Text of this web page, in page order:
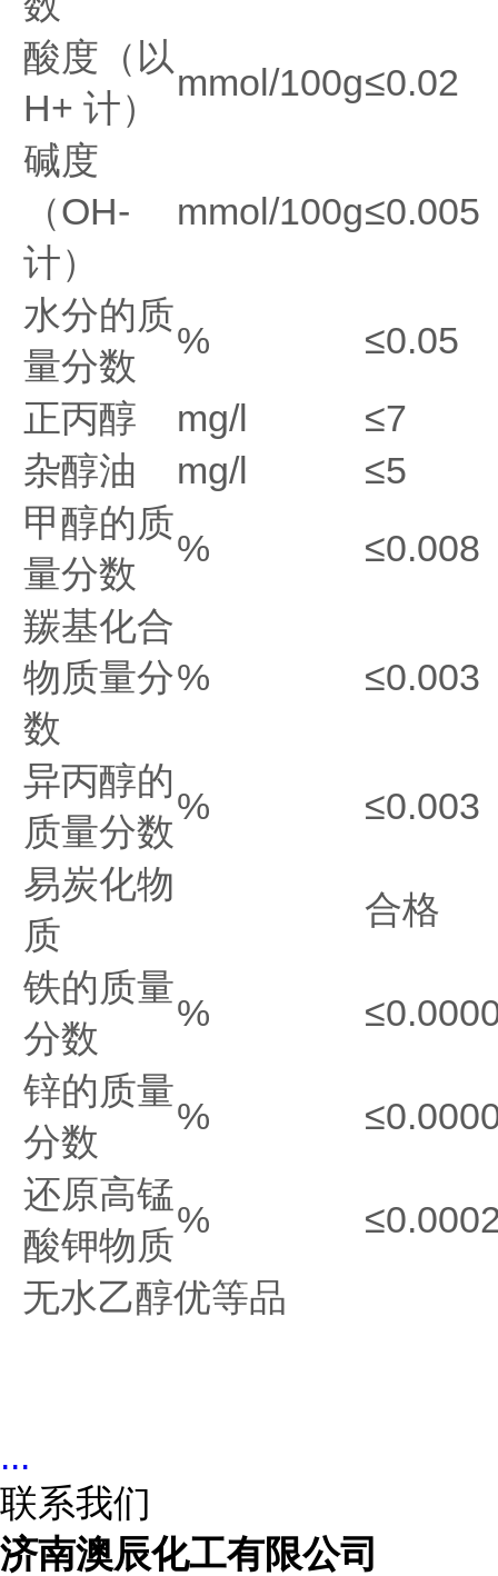
酸度（以
H+ 计）
mmol/100g≤0.02
碱度
（OH-
计）
mmol/100g≤0.005
水分的质
量分数
%
≤0.05
正丙醇
mg/l
≤7
杂醇油
mg/l
≤5
甲醇的质
量分数
%
≤0.008
羰基化合
物质量分
数
% ≤0.003
异丙醇的
质量分数
%
≤0.003
易炭化物
质
合格
铁的质量
分数
%
锌的质量
分数
%
还原高锰
酸钾物质
%
无水乙醇优等品
...
联系我们
济南澳辰化工有限公司